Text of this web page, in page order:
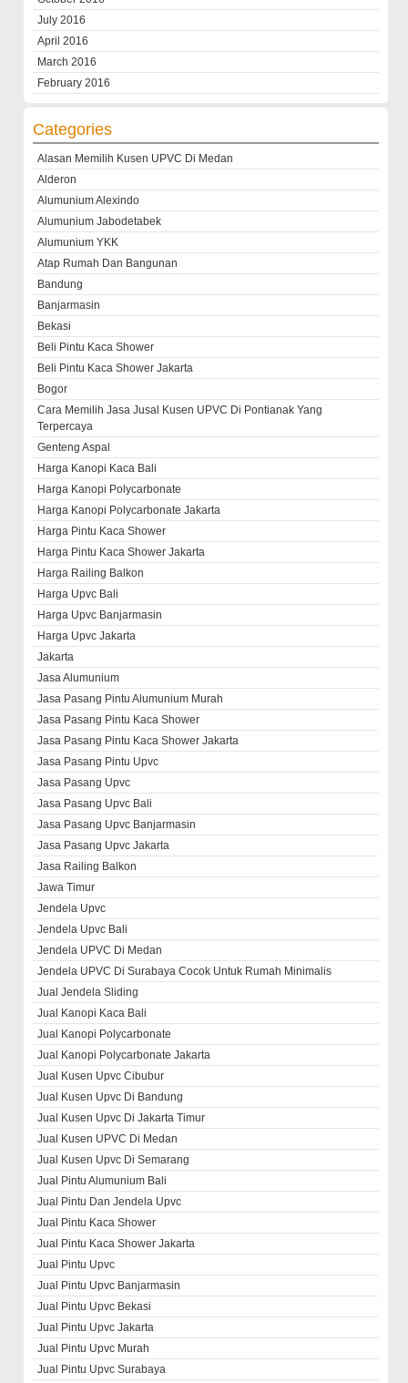
July 2016
April 2016
March 2016
February 2016
Categories
Alasan Memilih Kusen UPVC Di Medan
Alderon
Alumunium Alexindo
Alumunium Jabodetabek
Alumunium YKK
Atap Rumah Dan Bangunan
Bandung
Banjarmasin
Bekasi
Beli Pintu Kaca Shower
Beli Pintu Kaca Shower Jakarta
Bogor
Cara Memilih Jasa Jusal Kusen UPVC Di Pontianak Yang
Terpercaya
Genteng Aspal
Harga Kanopi Kaca Bali
Harga Kanopi Polycarbonate
Harga Kanopi Polycarbonate Jakarta
Harga Pintu Kaca Shower
Harga Pintu Kaca Shower Jakarta
Harga Railing Balkon
Harga Upvc Bali
Harga Upvc Banjarmasin
Harga Upvc Jakarta
Jakarta
Jasa Alumunium
Jasa Pasang Pintu Alumunium Murah
Jasa Pasang Pintu Kaca Shower
Jasa Pasang Pintu Kaca Shower Jakarta
Jasa Pasang Pintu Upvc
Jasa Pasang Upvc
Jasa Pasang Upvc Bali
Jasa Pasang Upvc Banjarmasin
Jasa Pasang Upvc Jakarta
Jasa Railing Balkon
Jawa Timur
Jendela Upvc
Jendela Upvc Bali
Jendela UPVC Di Medan
Jendela UPVC Di Surabaya Cocok Untuk Rumah Minimalis
Jual Jendela Sliding
Jual Kanopi Kaca Bali
Jual Kanopi Polycarbonate
Jual Kanopi Polycarbonate Jakarta
Jual Kusen Upvc Cibubur
Jual Kusen Upvc Di Bandung
Jual Kusen Upvc Di Jakarta Timur
Jual Kusen UPVC Di Medan
Jual Kusen Upvc Di Semarang
Jual Pintu Alumunium Bali
Jual Pintu Dan Jendela Upvc
Jual Pintu Kaca Shower
Jual Pintu Kaca Shower Jakarta
Jual Pintu Upvc
Jual Pintu Upvc Banjarmasin
Jual Pintu Upvc Bekasi
Jual Pintu Upvc Jakarta
Jual Pintu Upvc Murah
Jual Pintu Upvc Surabaya